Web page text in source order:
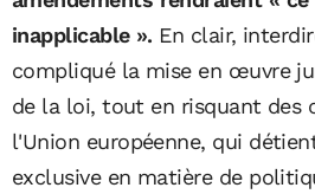
inapplicable ». En clair,
compliqué la mise en œuvre
de la loi, tout en risquant des
l'Union européenne, qui
exclusive en matière de